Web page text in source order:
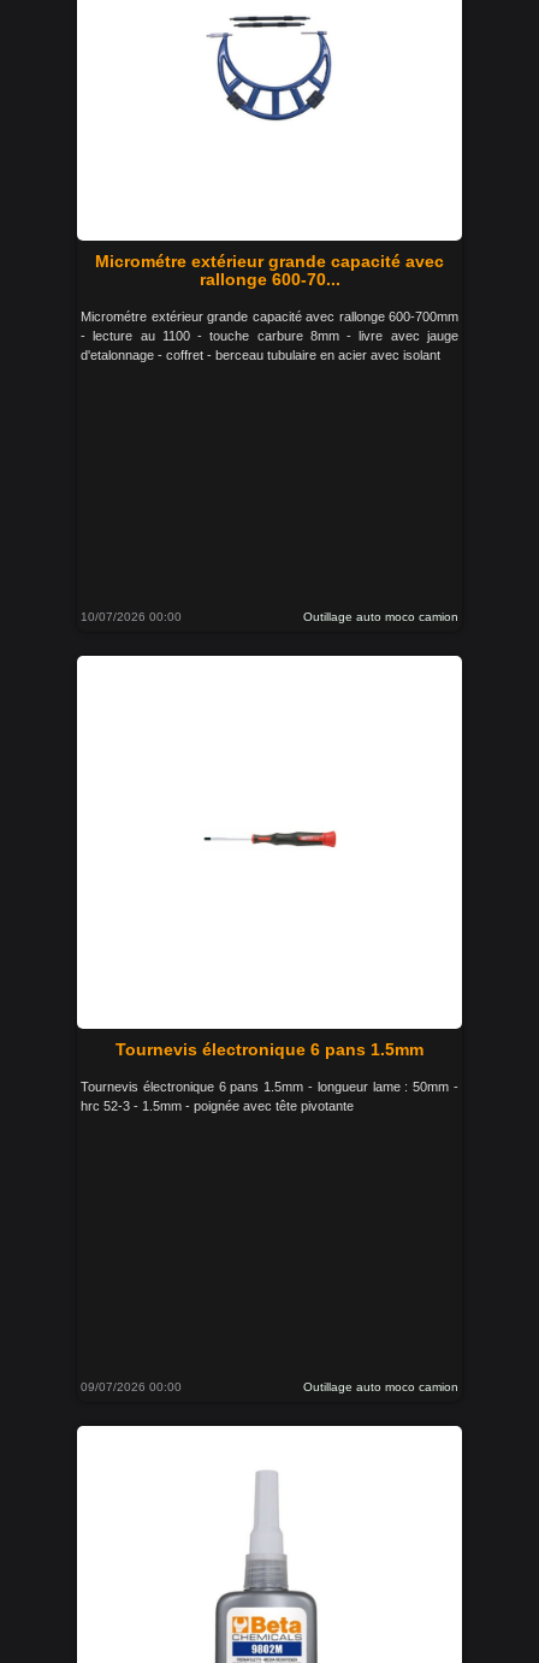
Micrométre extérieur grande capacité avec
rallonge 600-70...
Micrométre extérieur grande capacité avec rallonge 600-700mm
- lecture au 1100 - touche carbure 8mm - livre avec jauge
d'etalonnage - coffret - berceau tubulaire en acier avec isolant
10/07/2026 00:00 Outillage auto moco camion
Tournevis électronique 6 pans 1.5mm
Tournevis électronique 6 pans 1.5mm - longueur lame : 50mm -
hrc 52-3 - 1.5mm - poignée avec tête pivotante
09/07/2026 00:00 Outillage auto moco camion